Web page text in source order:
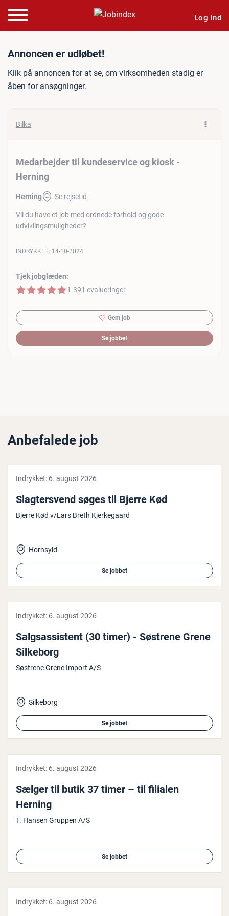
Log ind
Jobannonce:
Annoncen er udløbet!
Klik på annoncen for at se, om virksomheden stadig er
åben for ansøgninger.
Bilka
Medarbejder til kundeservice og kiosk -
Herning
Herning Se rejsetid
Vil du have et job med ordnede forhold og gode
udviklingsmuligheder?
Tjek jobglæden:
5 af 5 stjerner
1.391 evalueringer
INDRYKKET: 14-10-2024
Gem job
Se jobbet
Anbefalede job
Indrykket: 6. august 2026
Slag­ter­s­vend søges til Bjerre Kød
Bjerre Kød v/Lars Breth Kjerkegaard
Hornsyld
Se jobbet
Indrykket: 6. august 2026
Salgs­as­si­stent (30 timer) - Søstrene Grene
Silkeborg
Søstrene Grene Import A/S
Silkeborg
Se jobbet
Indrykket: 6. august 2026
Sælger til butik 37 timer – til filialen
Herning
T. Hansen Gruppen A/S
Se jobbet
Indrykket: 6. august 2026